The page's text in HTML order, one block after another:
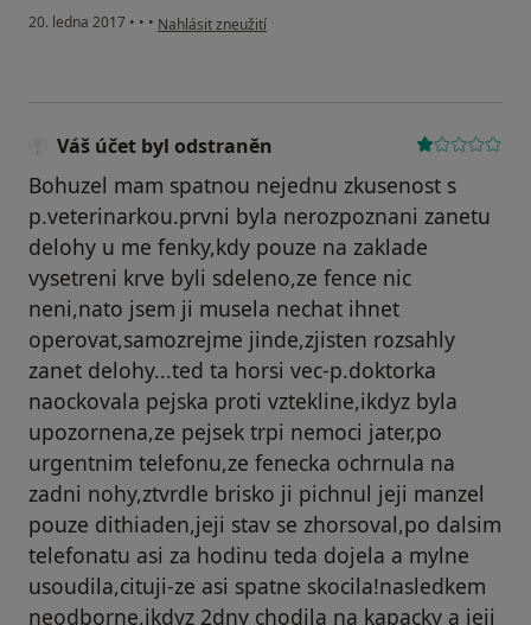
20. ledna 2017 • • • podle názoru uživatele Váš účet byl odstraněn
Nahlásit zneužití
Váš účet byl odstraněn
Bohuzel mam spatnou nejednu zkusenost s
p.veterinarkou.prvni byla nerozpoznani zanetu
delohy u me fenky,kdy pouze na zaklade
vysetreni krve byli sdeleno,ze fence nic
neni,nato jsem ji musela nechat ihnet
operovat,samozrejme jinde,zjisten rozsahly
zanet delohy...ted ta horsi vec-p.doktorka
naockovala pejska proti vztekline,ikdyz byla
upozornena,ze pejsek trpi nemoci jater,po
urgentnim telefonu,ze fenecka ochrnula na
zadni nohy,ztvrdle brisko ji pichnul jeji manzel
pouze dithiaden,jeji stav se zhorsoval,po dalsim
telefonatu asi za hodinu teda dojela a mylne
usoudila,cituji-ze asi spatne skocila!nasledkem
neodborne,ikdyz 2dny chodila na kapacky a jeji